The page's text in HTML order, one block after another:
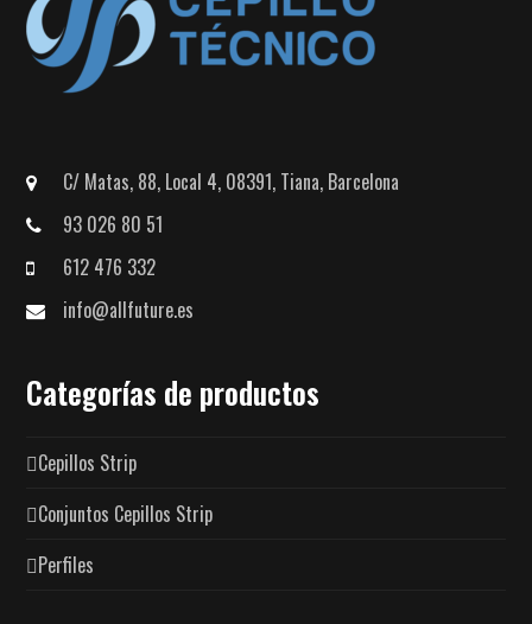
C/ Matas, 88, Local 4, 08391, Tiana, Barcelona
93 026 80 51
612 476 332
info@allfuture.es
Categorías de productos
Cepillos Strip
Conjuntos Cepillos Strip
Perfiles